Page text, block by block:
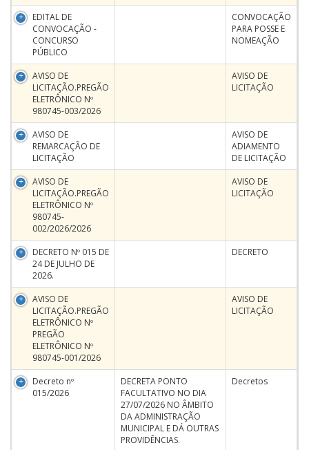
EDITAL DE
CONVOCAÇÃO -
CONCURSO
PÚBLICO
CONVOCAÇÃO
PARA POSSE E
NOMEAÇÃO
AVISO DE
LICITAÇÃO.PREGÃO
ELETRÔNICO Nº
980745-003/2026
AVISO DE
LICITAÇÃO
AVISO DE
REMARCAÇÃO DE
LICITAÇÃO
AVISO DE
ADIAMENTO
DE LICITAÇÃO
AVISO DE
LICITAÇÃO.PREGÃO
ELETRÔNICO Nº
980745-
002/2026/2026
AVISO DE
LICITAÇÃO
DECRETO Nº 015 DE
24 DE JULHO DE
2026.
DECRETO
AVISO DE
LICITAÇÃO.PREGÃO
ELETRÔNICO Nº
PREGÃO
ELETRÔNICO Nº
980745-001/2026
AVISO DE
LICITAÇÃO
Decreto nº
015/2026
DECRETA PONTO
FACULTATIVO NO DIA
27/07/2026 NO ÂMBITO
DA ADMINISTRAÇÃO
MUNICIPAL E DÁ OUTRAS
PROVIDÊNCIAS.
Decretos